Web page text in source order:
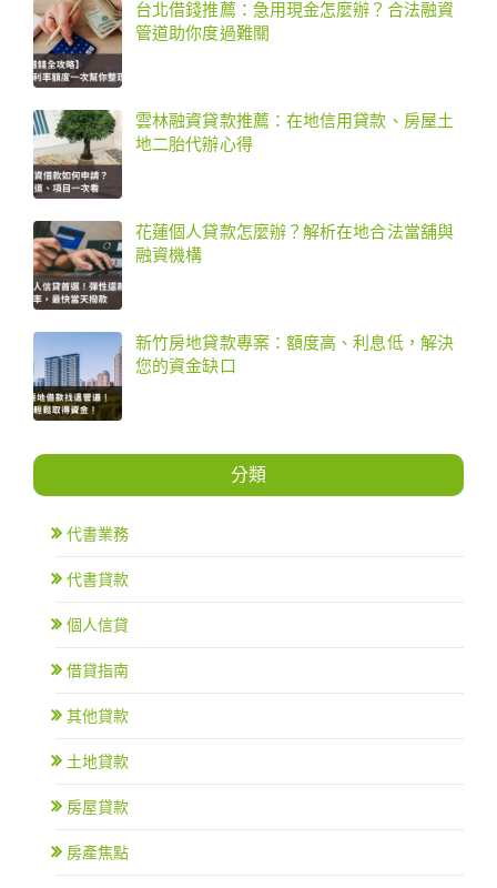
台北借錢推薦：急用現金怎麼辦？合法融資
管道助你度過難關
雲林融資貸款推薦：在地信用貸款、房屋土
地二胎代辦心得
花蓮個人貸款怎麼辦？解析在地合法當舖與
融資機構
新竹房地貸款專案：額度高、利息低，解決
您的資金缺口
分類
代書業務
代書貸款
個人信貸
借貸指南
其他貸款
土地貸款
房屋貸款
房產焦點